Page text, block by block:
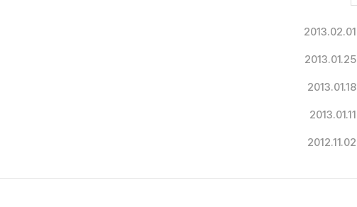
2013.02.01
2013.01.25
2013.01.18
2013.01.11
2012.11.02